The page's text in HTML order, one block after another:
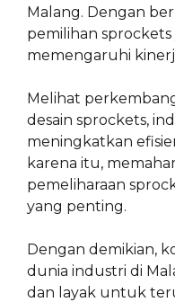
Malang. Dengan
pemilihan
memengaruhi
Melihat
desain sprockets,
meningkatkan
karena itu,
pemeliharaan
yang penting.
Dengan demikian,
dunia industri di
dan layak untuk